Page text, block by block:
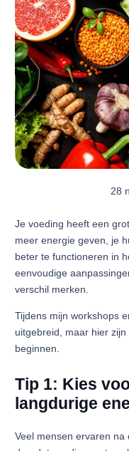
28
Je voeding heeft een
meer energie geven, je
beter te functioneren in
eenvoudige
verschil merken.
Tijdens mijn workshops
uitgebreid, maar hier
beginnen.
Tip 1: Kies
langdurige
Veel mensen ervaren